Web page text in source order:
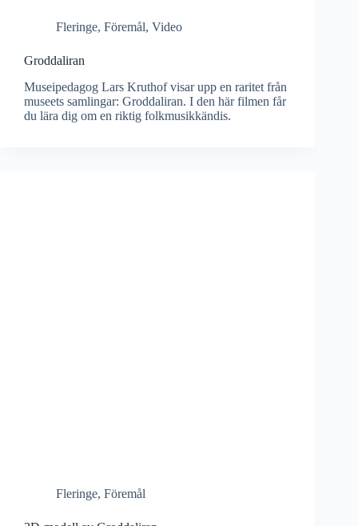
Fleringe, Föremål, Video
Groddaliran
Museipedagog Lars Kruthof visar upp en raritet från
museets samlingar: Groddaliran. I den här filmen får
du lära dig om en riktig folkmusikkändis.
Fleringe, Föremål